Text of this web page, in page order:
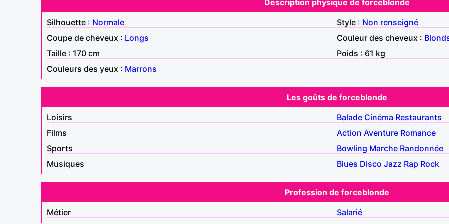
Description physique de forceblonde
Silhouette : Normale Style : Non renseigné
Coupe de cheveux : Longs Couleur des cheveux :
Taille : 170 cm
Poids : 61 kg
Couleurs des yeux : Marrons
Les goûts de forceblonde
Loisirs
Balade Cinéma Restaurants
Films
Action Aventure Romance
Sports
Bowling Marche Randonnée
Musiques
Blues Disco Jazz Rap Rock
Profession de forceblonde
Métier
Salarié